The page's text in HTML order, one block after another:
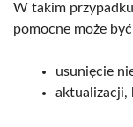
W takim
pomocne może
usunięcie
aktualizacji,